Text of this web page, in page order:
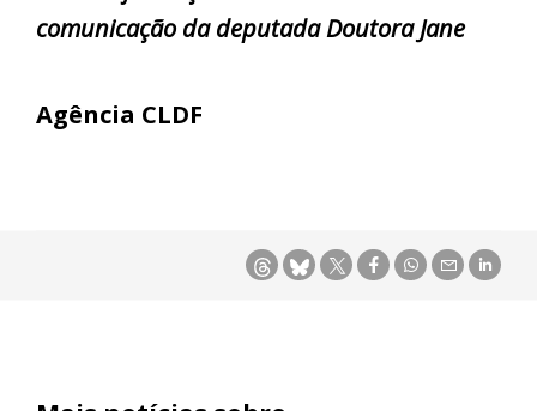
comunicação da deputada Doutora Jane
Agência CLDF